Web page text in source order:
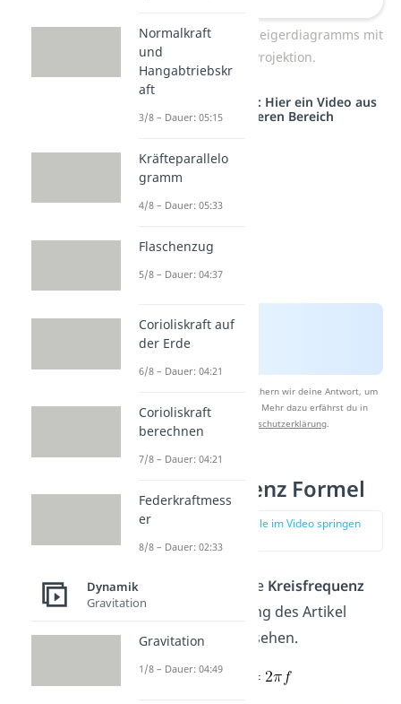
Darstellung eines Zeigerdiagramms mit
dessen Projektion.
Studyflix vernetzt: Hier ein Video aus
einem anderen Bereich
Nach Beantwortung speichern wir deine Antwort, um
Studyflix zu verbessern. Mehr dazu erfährst du in
Datenschutzerklärung.
Kreisfrequenz Formel
zur Stelle im Video springen
Die Formel für die Kreisfrequenz
hast du am Anfang des Artikel
schon einmal gesehen.
Normalkraft
und
Hangabtriebskr
aft
3/8 – Dauer: 05:15
Kräfteparallelo
gramm
4/8 – Dauer: 05:33
Flaschenzug
5/8 – Dauer: 04:37
Corioliskraft auf
der Erde
6/8 – Dauer: 04:21
Corioliskraft
berechnen
7/8 – Dauer: 04:21
Federkraftmess
er
8/8 – Dauer: 02:33
Dynamik
Gravitation
Gravitation
1/8 – Dauer: 04:49